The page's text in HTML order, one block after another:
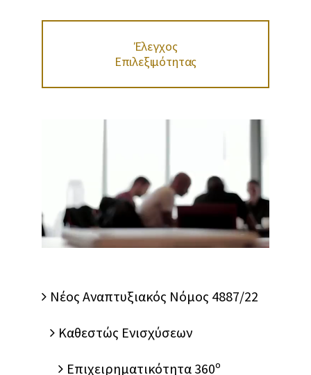
Έλεγχος
Επιλεξιμότητας
Nέος Αναπτυξιακός Νόμος 4887/22
Καθεστώς Ενισχύσεων
Επιχειρηματικότητα 360º